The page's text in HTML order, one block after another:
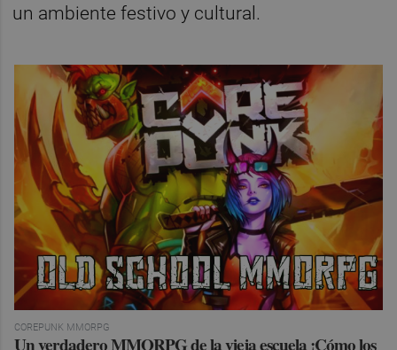
un ambiente festivo y cultural.
COREPUNK MMORPG